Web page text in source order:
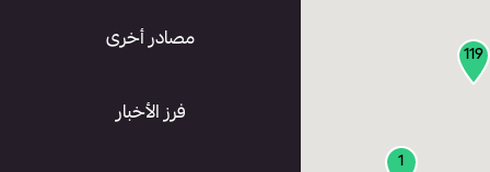
119
1
مصادر أخرى
فرز الأخبار